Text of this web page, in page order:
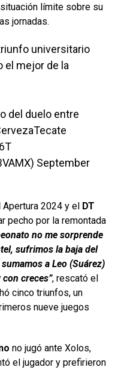
límite sobre su
jornadas.
triunfo universitario
el mejor de la
del duelo entre
September
2024 y el DT
pecho por la remontada
no me sorprende
sufrimos la baja del
a Leo (Suárez)
creces”, rescató el
cinco triunfos, un
nueve juegos
no jugó ante Xolos,
el jugador y prefirieron